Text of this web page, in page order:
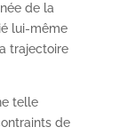
de la
lui-même
trajectoire
telle
de